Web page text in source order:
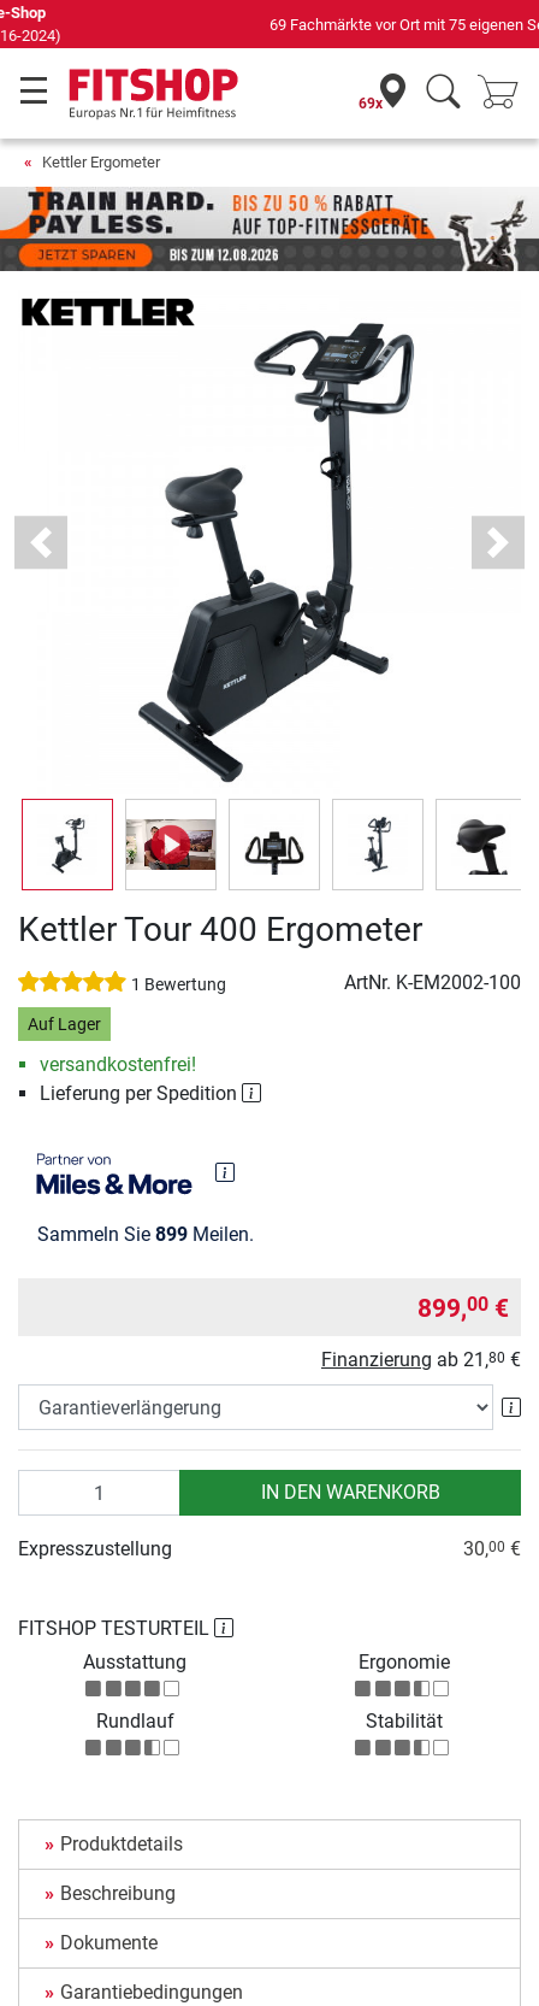
69 Fachmärkte vor Ort mit 75 eigenen Servicetechnikern
69x
Kettler Ergometer
Previous Next
Kettler Tour 400 Ergometer
1 Bewertung ArtNr. K-EM2002-100
Auf Lager
versandkostenfrei!
Lieferung per Spedition
Sammeln Sie 899 Meilen.
899,00 €
Finanzierung ab 21,80 €
IN DEN WARENKORB
FITSHOP TESTURTEIL
Ausstattung
Ergonomie
Rundlauf Stabilität
Expresszustellung 30,00 €
Produktdetails
Beschreibung
Dokumente
Garantiebedingungen